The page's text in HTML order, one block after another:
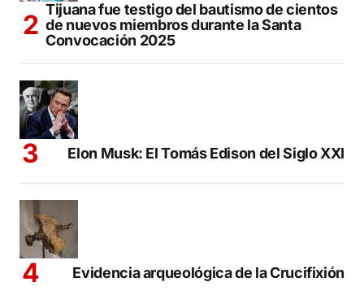
Tijuana fue testigo del bautismo de cientos
de nuevos miembros durante la Santa
Convocación 2025
Elon Musk: El Tomás Edison del Siglo XXI
Evidencia arqueológica de la Crucifixión